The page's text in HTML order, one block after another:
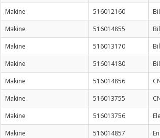
Makine
516012160
Makine
516014855
Makine
516013170
Makine
516014180
Makine
516014856
Makine
516013755
Makine
516013756
Makine
516014857